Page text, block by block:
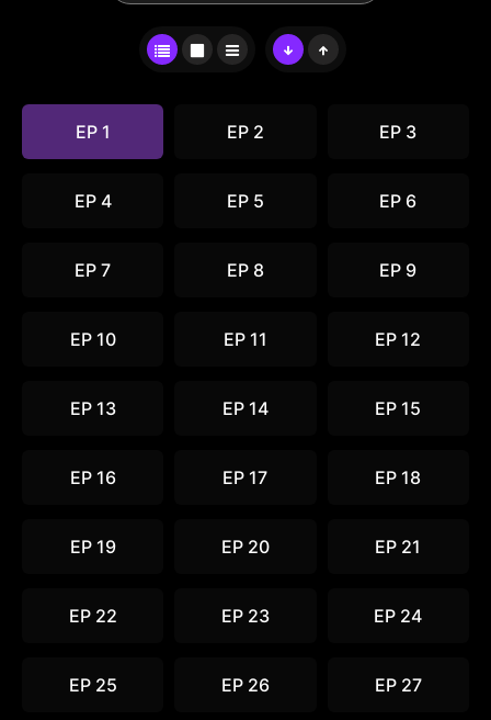
EP 1 EP 2 EP 3
EP 4 EP 5 EP 6
EP 7 EP 8 EP 9
EP 10 EP 11 EP 12
EP 13 EP 14 EP 15
EP 16 EP 17 EP 18
EP 19 EP 20 EP 21
EP 22 EP 23 EP 24
EP 25 EP 26 EP 27